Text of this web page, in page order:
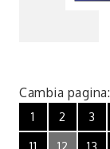
Cambia pagina:
1 2 3